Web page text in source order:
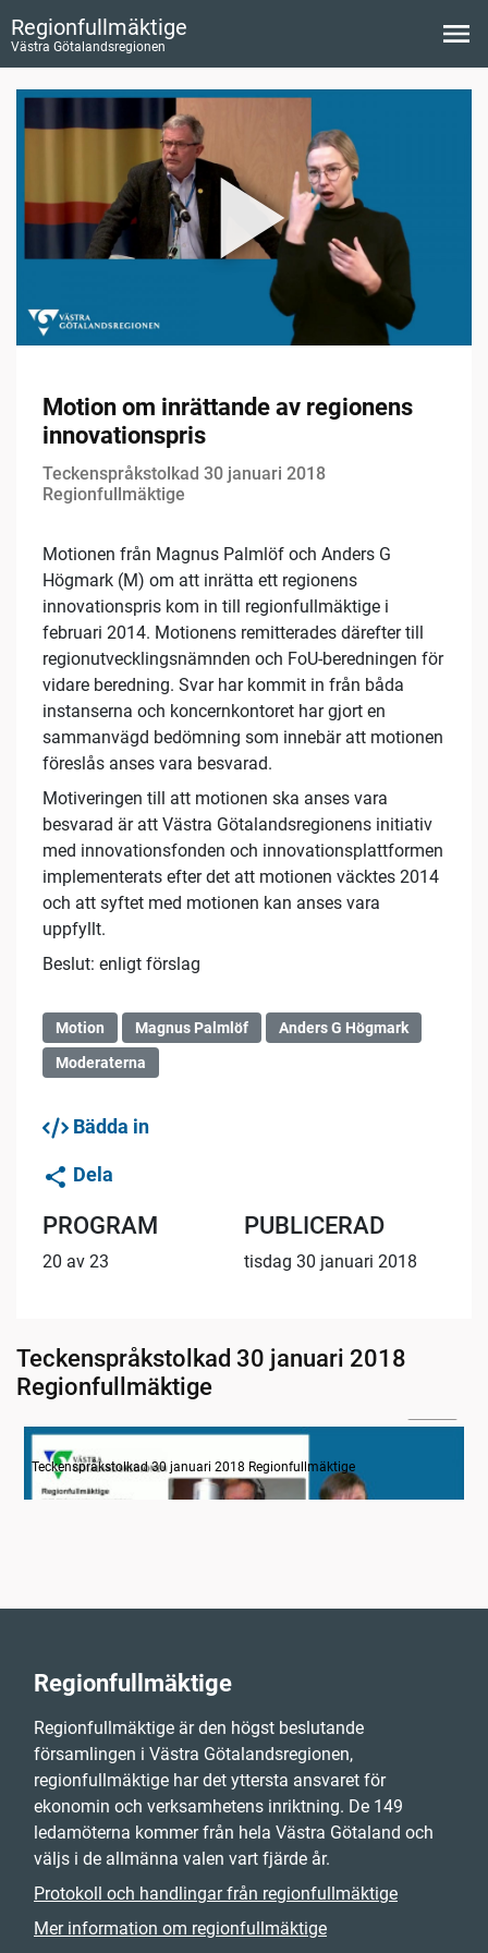
Regionfullmäktige
Västra Götalandsregionen
Motion om inrättande av regionens
innovationspris
Teckenspråkstolkad 30 januari 2018
Regionfullmäktige
Motionen från Magnus Palmlöf och Anders G
Högmark (M) om att inrätta ett regionens
innovationspris kom in till regionfullmäktige i
februari 2014. Motionens remitterades därefter till
regionutvecklingsnämnden och FoU-beredningen för
vidare beredning. Svar har kommit in från båda
instanserna och koncernkontoret har gjort en
sammanvägd bedömning som innebär att motionen
föreslås anses vara besvarad.
Motiveringen till att motionen ska anses vara
besvarad är att Västra Götalandsregionens initiativ
med innovationsfonden och innovationsplattformen
implementerats efter det att motionen väcktes 2014
och att syftet med motionen kan anses vara
uppfyllt.
Beslut: enligt förslag
Motion Magnus Palmlöf
Anders G Högmark
Moderaterna
Bädda in
Dela
PROGRAM
20 av 23
PUBLICERAD
tisdag 30 januari 2018
Teckenspråkstolkad 30 januari 2018
Regionfullmäktige
Information
Teckenspråkstolkad 30 januari 2018 Regionfullmäktige
Regionfullmäktige
Regionfullmäktige är den högst beslutande
församlingen i Västra Götalandsregionen,
regionfullmäktige har det yttersta ansvaret för
ekonomin och verksamhetens inriktning. De 149
ledamöterna kommer från hela Västra Götaland och
väljs i de allmänna valen vart fjärde år.
Protokoll och handlingar från regionfullmäktige
Mer information om regionfullmäktige